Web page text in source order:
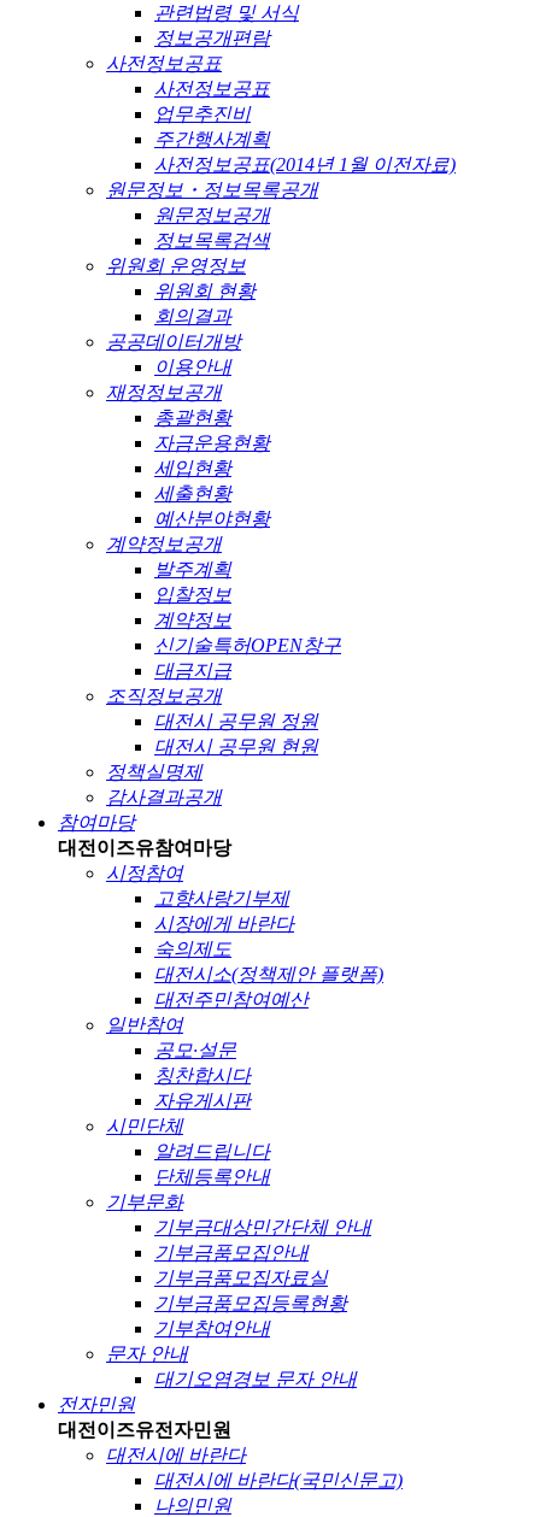
관련법령 및 서식
정보공개편람
사전정보공표
사전정보공표
업무추진비
주간행사계획
사전정보공표(2014년 1월 이전자료)
원문정보・정보목록공개
원문정보공개
정보목록검색
위원회 운영정보
위원회 현황
회의결과
공공데이터개방
이용안내
재정정보공개
총괄현황
자금운용현황
세입현황
세출현황
예산분야현황
계약정보공개
발주계획
입찰정보
계약정보
신기술특허OPEN창구
대금지급
조직정보공개
대전시 공무원 정원
대전시 공무원 현원
정책실명제
감사결과공개
참여마당
대전이즈유참여마당
시정참여
고향사랑기부제
시장에게 바란다
숙의제도
대전시소(정책제안 플랫폼)
대전주민참여예산
일반참여
공모·설문
칭찬합시다
자유게시판
시민단체
알려드립니다
단체등록안내
기부문화
기부금대상민간단체 안내
기부금품모집안내
기부금품모집자료실
기부금품모집등록현황
기부참여안내
문자 안내
대기오염경보 문자 안내
전자민원
대전이즈유전자민원
대전시에 바란다
대전시에 바란다(국민신문고)
나의민원